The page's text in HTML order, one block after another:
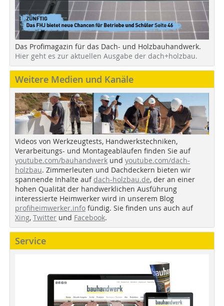
Das Profimagazin für das Dach- und Holzbauhandwerk.
Hier geht es zur aktuellen Ausgabe der dach+holzbau.
Weitere Medien und Kanäle
Videos von Werkzeugtests, Handwerkstechniken,
Verarbeitungs- und Montageabläufen finden Sie auf
youtube.com/bauhandwerk und youtube.com/dach-
holzbau. Zimmerleuten und Dachdeckern bieten wir
spannende Inhalte auf dach-holzbau.de, der an einer
hohen Qualität der handwerklichen Ausführung
interessierte Heimwerker wird in unserem Blog
profiheimwerker.info fündig. Sie finden uns auch auf
Xing, Twitter und Facebook.
Service